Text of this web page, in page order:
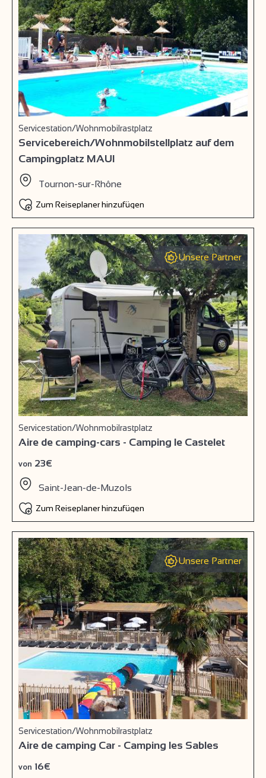
Servicestation/Wohnmobilrastplatz
Servicebereich/Wohnmobilstellplatz auf dem
Campingplatz MAUI
Tournon-sur-Rhône
Zum Reiseplaner hinzufügen
Unsere Partner
Servicestation/Wohnmobilrastplatz
Aire de camping-cars - Camping le Castelet
von 23€
Saint-Jean-de-Muzols
Zum Reiseplaner hinzufügen
Unsere Partner
Servicestation/Wohnmobilrastplatz
Aire de camping Car - Camping les Sables
von 16€